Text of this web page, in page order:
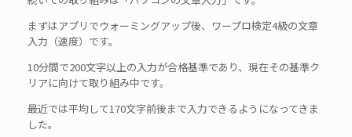
まずはアプリでウォーミングアップ後、ワープロ検定4級の文章
入力（速度）です。
10分間で200文字以上の入力が合格基準であり、現在その基準ク
リアに向けて取り組み中です。
最近では平均して170文字前後まで入力できるようになってきま
した。